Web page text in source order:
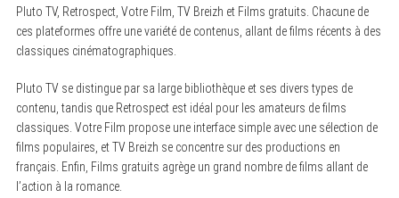
Pluto TV, Retrospect, Votre Film, TV Breizh et Films gratuits. Chacune de
ces plateformes offre une variété de contenus, allant de films récents à des
classiques cinématographiques.
Pluto TV se distingue par sa large bibliothèque et ses divers types de
contenu, tandis que Retrospect est idéal pour les amateurs de films
classiques. Votre Film propose une interface simple avec une sélection de
films populaires, et TV Breizh se concentre sur des productions en
français. Enfin, Films gratuits agrège un grand nombre de films allant de
l’action à la romance.